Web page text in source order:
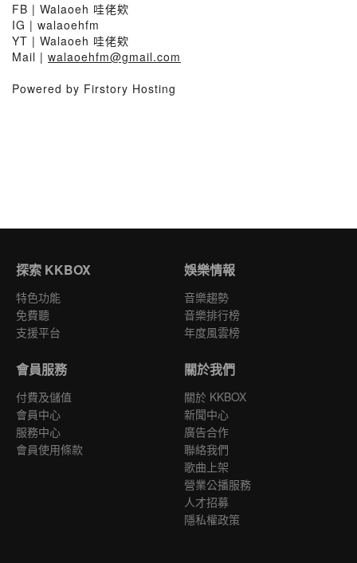
FB | Walaoeh 哇佬欸
IG | walaoehfm
YT | Walaoeh 哇佬欸
Mail | walaoehfm@gmail.com
Powered by Firstory Hosting
探索 KKBOX
特色功能
免費聽
支援平台
娛樂情報
音樂趨勢
音樂排行榜
年度風雲榜
會員服務
付費及儲值
會員中心
服務中心
會員使用條款
關於我們
關於 KKBOX
新聞中心
廣告合作
聯絡我們
歌曲上架
營業公播服務
人才招募
隱私權政策